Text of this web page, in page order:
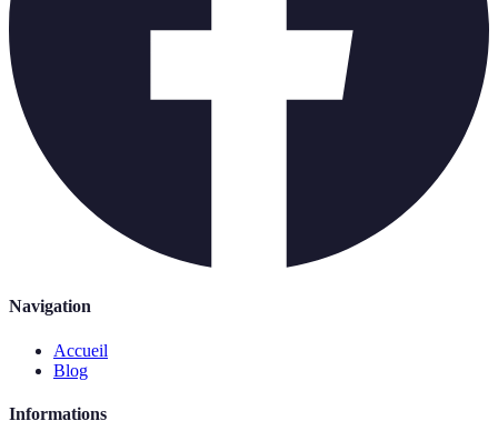
Navigation
Accueil
Blog
Informations